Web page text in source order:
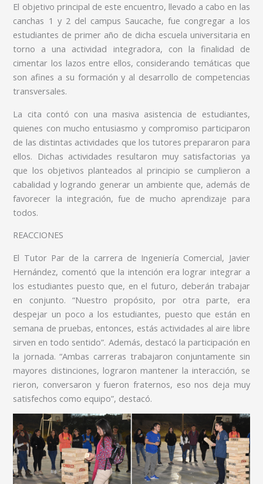
El objetivo principal de este encuentro, llevado a cabo en las
canchas 1 y 2 del campus Saucache, fue congregar a los
estudiantes de primer año de dicha escuela universitaria en
torno a una actividad integradora, con la finalidad de
cimentar los lazos entre ellos, considerando temáticas que
son afines a su formación y al desarrollo de competencias
transversales.
La cita contó con una masiva asistencia de estudiantes,
quienes con mucho entusiasmo y compromiso participaron
de las distintas actividades que los tutores prepararon para
ellos. Dichas actividades resultaron muy satisfactorias ya
que los objetivos planteados al principio se cumplieron a
cabalidad y logrando generar un ambiente que, además de
favorecer la integración, fue de mucho aprendizaje para
todos.
REACCIONES
El Tutor Par de la carrera de Ingeniería Comercial, Javier
Hernández, comentó que la intención era lograr integrar a
los estudiantes puesto que, en el futuro, deberán trabajar
en conjunto. “Nuestro propósito, por otra parte, era
despejar un poco a los estudiantes, puesto que están en
semana de pruebas, entonces, estás actividades al aire libre
sirven en todo sentido”. Además, destacó la participación en
la jornada. “Ambas carreras trabajaron conjuntamente sin
mayores distinciones, lograron mantener la interacción, se
rieron, conversaron y fueron fraternos, eso nos deja muy
satisfechos como equipo”, destacó.